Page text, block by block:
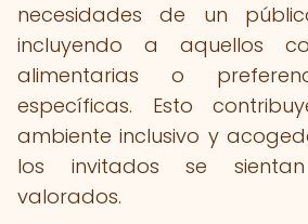
necesidades de un
incluyendo a aquellos
alimentarias o
específicas. Esto
ambiente inclusivo y
los invitados se
valorados.